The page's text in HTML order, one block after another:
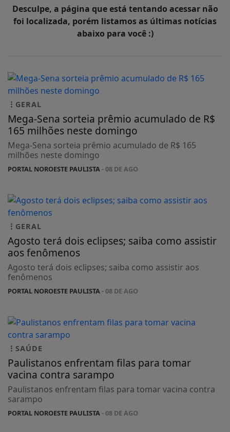
Desculpe, a página que está tentando acessar não
foi localizada, porém listamos as últimas notícias
abaixo para você :)
GERAL
Mega-Sena sorteia prêmio acumulado de R$
165 milhões neste domingo
Mega-Sena sorteia prêmio acumulado de R$ 165
milhões neste domingo
PORTAL NOROESTE PAULISTA- 08 DE AGO
GERAL
Agosto terá dois eclipses; saiba como assistir
aos fenômenos
Agosto terá dois eclipses; saiba como assistir aos
fenômenos
PORTAL NOROESTE PAULISTA- 08 DE AGO
SAÚDE
Paulistanos enfrentam filas para tomar
vacina contra sarampo
Paulistanos enfrentam filas para tomar vacina contra
sarampo
PORTAL NOROESTE PAULISTA- 08 DE AGO